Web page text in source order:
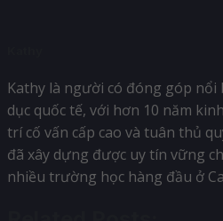
Kathy là người có đóng góp
dục quốc tế, với hơn 10 năm
trí cố vấn cấp cao và tuân thủ
đã xây dựng được uy tín vững
nhiều trường học hàng đầu ở